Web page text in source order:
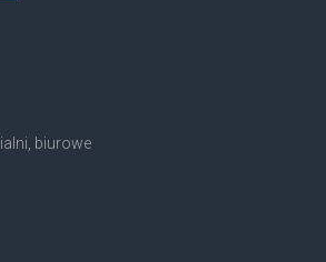
biurowe